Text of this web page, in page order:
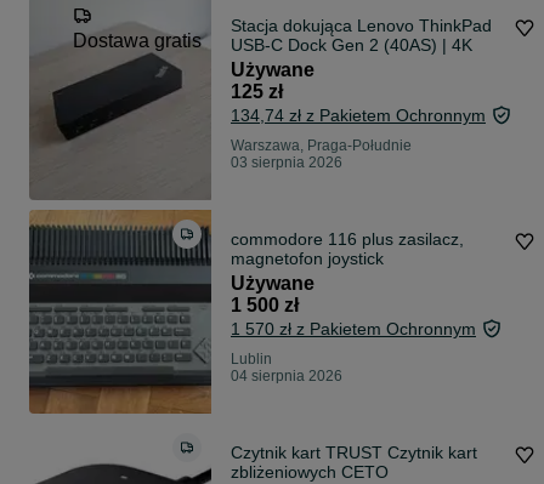
Dostawa gratis
Stacja dokująca Lenovo ThinkPad
USB-C Dock Gen 2 (40AS) | 4K
Używane
125 zł
134,74 zł z Pakietem Ochronnym
Warszawa, Praga-Południe
03 sierpnia 2026
commodore 116 plus zasilacz,
magnetofon joystick
Używane
1 500 zł
1 570 zł z Pakietem Ochronnym
Lublin
04 sierpnia 2026
Czytnik kart TRUST Czytnik kart
zbliżeniowych CETO